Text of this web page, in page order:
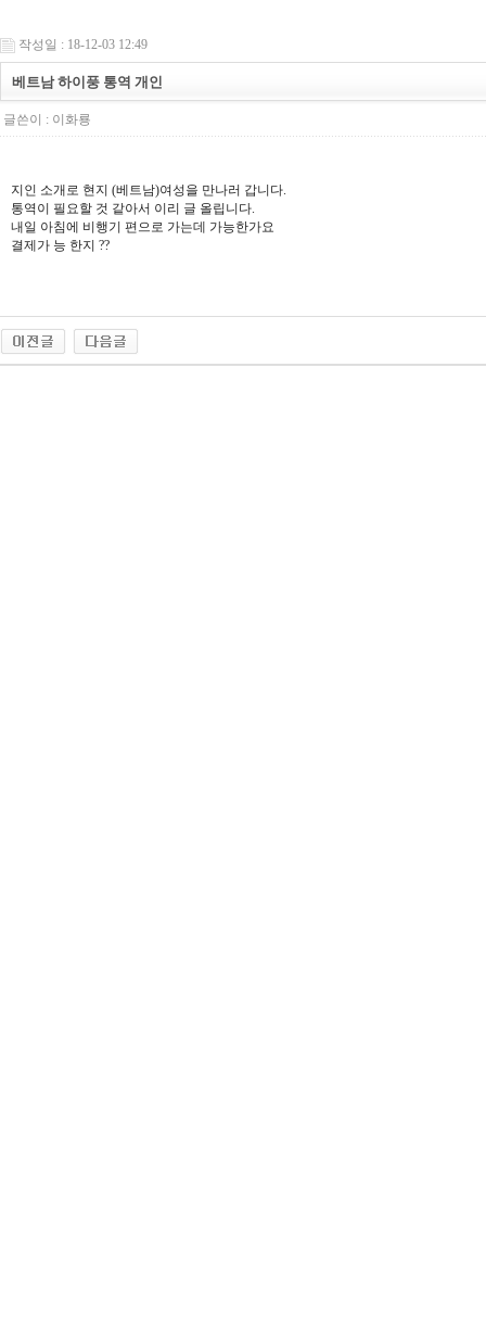
작성일 : 18-12-03 12:49
베트남 하이풍 통역 개인
글쓴이 : 이화룡
지인 소개로 현지 (베트남)여성을 만나러 갑니다.
통역이 필요할 것 같아서 이리 글 올립니다.
내일 아침에 비행기 편으로 가는데 가능한가요
결제가 능 한지 ??